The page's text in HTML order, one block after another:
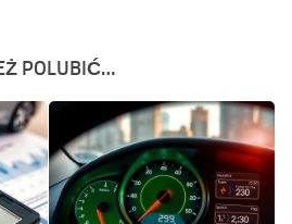
POLUBIĆ…